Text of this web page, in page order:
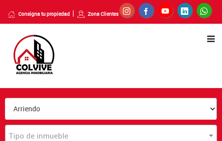
Consigna tu propiedad Zona Clientes
Tipo de inmueble